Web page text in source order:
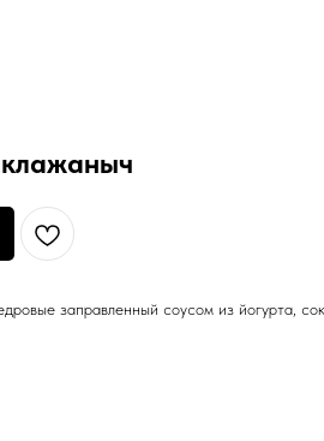
заправленный соусом из йогурта,